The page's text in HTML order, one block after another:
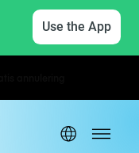
Use the App